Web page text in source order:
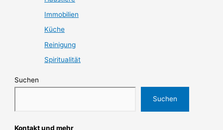
Immobilien
Küche
Reinigung
Spiritualität
Suchen
Suchen
Kontakt und mehr